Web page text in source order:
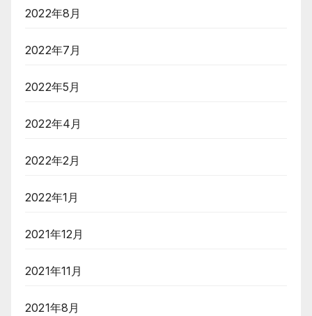
2022年8月
2022年7月
2022年5月
2022年4月
2022年2月
2022年1月
2021年12月
2021年11月
2021年8月